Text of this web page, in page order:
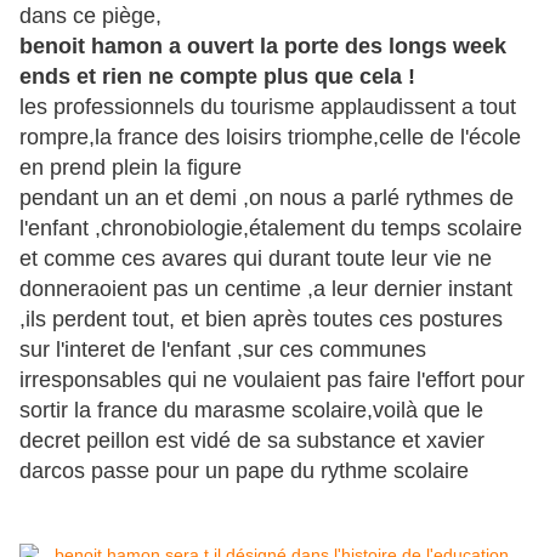
dans ce piège,
benoit hamon a ouvert la porte des longs week
ends et rien ne compte plus que cela !
les professionnels du tourisme applaudissent a tout
rompre,la france des loisirs triomphe,celle de l'école
en prend plein la figure
pendant un an et demi ,on nous a parlé rythmes de
l'enfant ,chronobiologie,étalement du temps scolaire
et comme ces avares qui durant toute leur vie ne
donneraoient pas un centime ,a leur dernier instant
,ils perdent tout, et bien après toutes ces postures
sur l'interet de l'enfant ,sur ces communes
irresponsables qui ne voulaient pas faire l'effort pour
sortir la france du marasme scolaire,voilà que le
decret peillon est vidé de sa substance et xavier
darcos passe pour un pape du rythme scolaire